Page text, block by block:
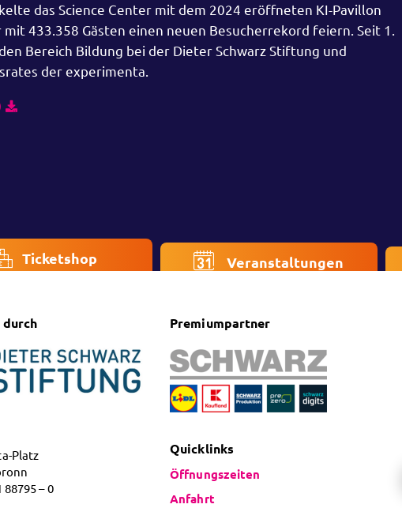
das Science Center mit dem 2024 eröffneten KI-Pavillon
433.358 Gästen einen neuen Besucherrekord feiern. Seit 1.
Bereich Bildung bei der Dieter Schwarz Stiftung und
der experimenta.
Ticketshop Veranstaltungen
Platz
88795 – 0
Premiumpartner
Quicklinks
Öffnungszeiten
Anfahrt